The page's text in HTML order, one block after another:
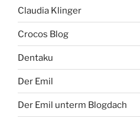
Claudia Klinger
Crocos Blog
Dentaku
Der Emil
Der Emil unterm Blogdach